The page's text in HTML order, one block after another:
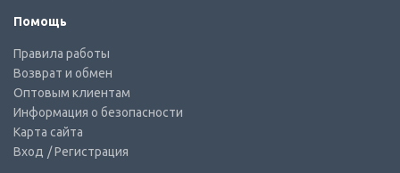
Помощь
Правила работы
Возврат и обмен
Оптовым клиентам
Информация о безопасности
Карта сайта
Вход / Регистрация